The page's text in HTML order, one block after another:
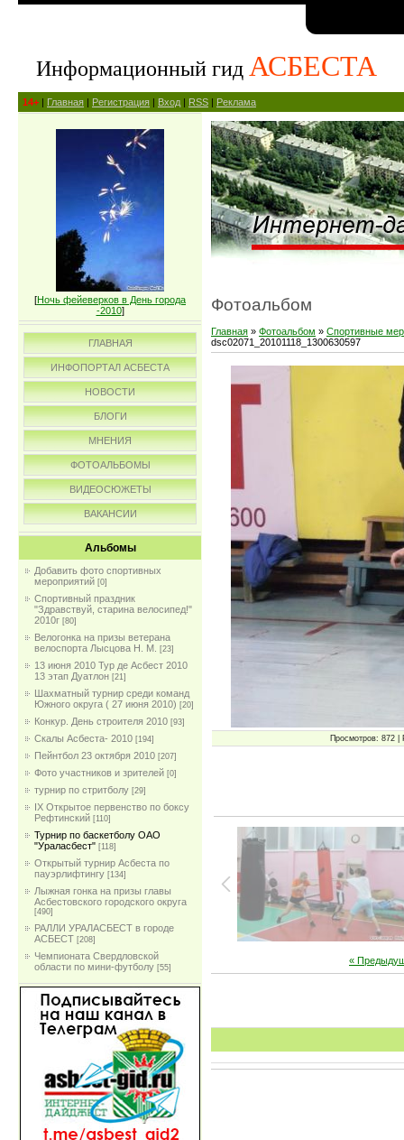
Информационный гид АСБЕСТА
14+ | Главная | Регистрация | Вход | RSS | Реклама
[Ночь фейеверков в День города
-2010]
ГЛАВНАЯ
ИНФОПОРТАЛ АСБЕСТА
НОВОСТИ
БЛОГИ
МНЕНИЯ
ФОТОАЛЬБОМЫ
ВИДЕОСЮЖЕТЫ
ВАКАНСИИ
Альбомы
Добавить фото спортивных
мероприятий [0]
Спортивный праздник
"Здравствуй, старина велосипед!"
2010г [80]
Велогонка на призы ветерана
велоспорта Лысцова Н. М.
[23]
13 июня 2010 Тур де Асбест 2010
13 этап Дуатлон [21]
Шахматный турнир среди команд
Южного округа ( 27 июня 2010) [20]
Конкур. День строителя 2010 [93]
Скалы Асбеста- 2010 [194]
Пейнтбол 23 октября 2010 [207]
Фото участников и зрителей [0]
турнир по стритболу [29]
IX Открытое первенство по боксу
Рефтинский [110]
Турнир по баскетболу ОАО
"Ураласбест" [118]
Открытый турнир Асбеста по
пауэрлифтингу [134]
Лыжная гонка на призы главы
Асбестовского городского округа
[490]
РАЛЛИ УРАЛАСБЕСТ в городе
АСБЕСТ [208]
Чемпионата Свердловской
области по мини-футболу [55]
Фотоальбом
Главная » Фотоальбом » Спортивные
dsc02071_20101118_1300630597
Просмотров: 872 |
«